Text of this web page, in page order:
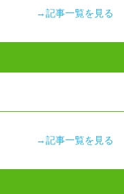
→記事一覧を見る
→記事一覧を見る